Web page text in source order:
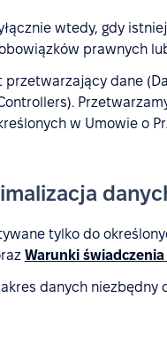
wtedy, gdy
prawnych
przetwarzający dane
w Umowie o
tylko do
Warunki świadczenia
danych niezbędny